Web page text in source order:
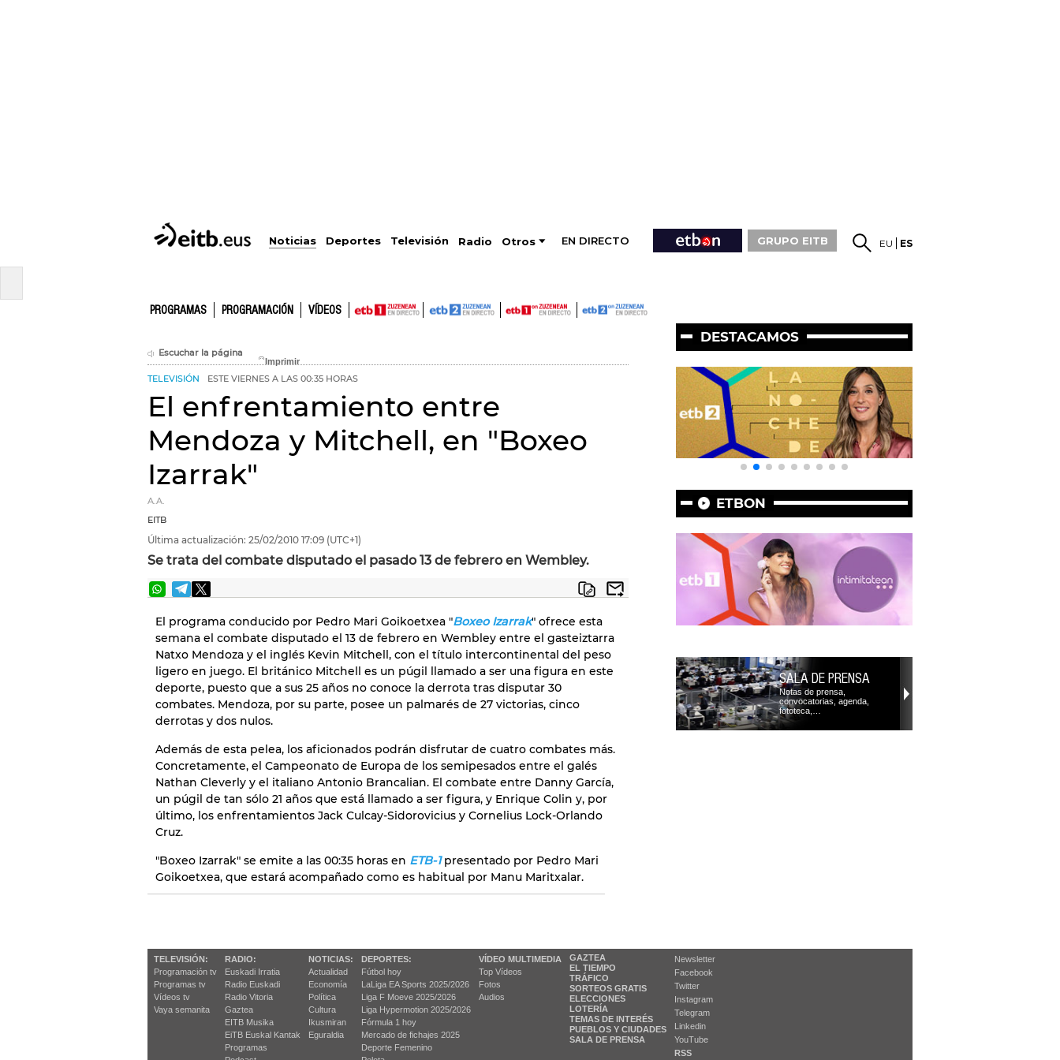
Noticias Deportes Televisión Radio Otros EN DIRECTO GRUPO EITB EU ES
PROGRAMAS PROGRAMACIÓN VÍDEOS
Escuchar la página
TELEVISIÓN ESTE VIERNES A LAS 00:35 HORAS
El enfrentamiento entre
Mendoza y Mitchell, en "Boxeo
Izarrak"
A.A.
EITB
Última actualización: 25/02/2010 17:09 (UTC+1)
Se trata del combate disputado el pasado 13 de febrero en Wembley.
El programa conducido por Pedro Mari Goikoetxea "Boxeo Izarrak" ofrece esta
semana el combate disputado el 13 de febrero en Wembley entre el gasteiztarra
Natxo Mendoza y el inglés Kevin Mitchell, con el título intercontinental del peso
ligero en juego. El británico Mitchell es un púgil llamado a ser una figura en este
deporte, puesto que a sus 25 años no conoce la derrota tras disputar 30
combates. Mendoza, por su parte, posee un palmarés de 27 victorias, cinco
derrotas y dos nulos.
Además de esta pelea, los aficionados podrán disfrutar de cuatro combates más.
Concretamente, el Campeonato de Europa de los semipesados entre el galés
Nathan Cleverly y el italiano Antonio Brancalian. El combate entre Danny García,
un púgil de tan sólo 21 años que está llamado a ser figura, y Enrique Colin y, por
último, los enfrentamientos Jack Culcay-Sidorovicius y Cornelius Lock-Orlando
Cruz.
"Boxeo Izarrak" se emite a las 00:35 horas en ETB-1presentado por Pedro Mari
Goikoetxea, que estará acompañado como es habitual por Manu Maritxalar.
DESTACAMOS
ETBON
SALA DE PRENSA
Notas de prensa,
convocatorias, agenda,
fototeca,…
TELEVISIÓN:
Programación tv
Programas tv
Vídeos tv
Vaya semanita
RADIO:
Euskadi Irratia
Radio Euskadi
Radio Vitoria
Gaztea
EITB Musika
EiTB Euskal Kantak
Programas
NOTICIAS:
Actualidad
Economía
Política
Cultura
Ikusmiran
Eguraldia
DEPORTES:
Fútbol hoy
LaLiga EA Sports 2025/2026
Liga F Moeve 2025/2026
Liga Hypermotion 2025/2026
Fórmula 1 hoy
Mercado de fichajes 2025
Deporte Femenino
VÍDEO MULTIMEDIA
Top Vídeos
Fotos
Audios
GAZTEA
EL TIEMPO
TRÁFICO
SORTEOS GRATIS
ELECCIONES
LOTERÍA
TEMAS DE INTERÉS
PUEBLOS Y CIUDADES
SALA DE PRENSA
Newsletter
Facebook
Twitter
Instagram
Telegram
Linkedin
YouTube
RSS